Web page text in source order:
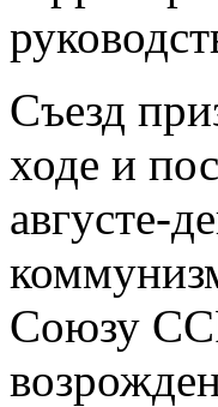
Съезд
ходе и
августе-
Союзу